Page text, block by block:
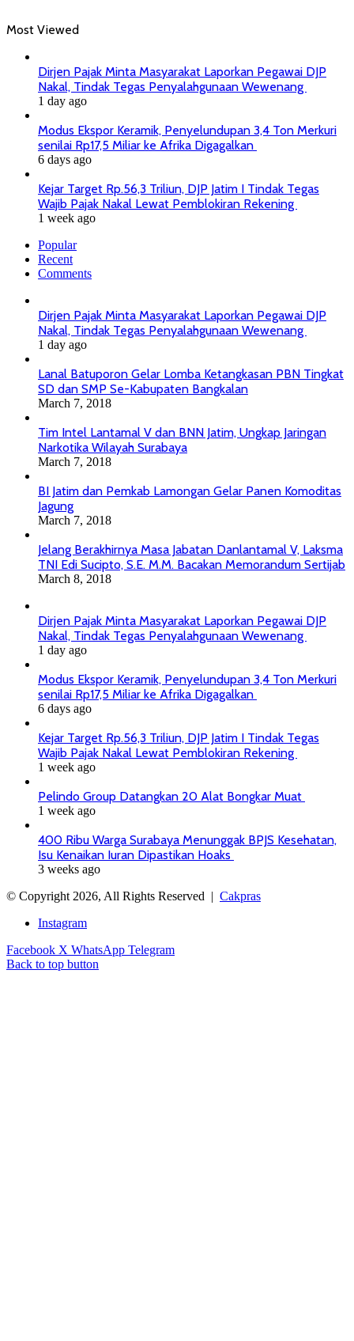
Most Viewed
Dirjen Pajak Minta Masyarakat Laporkan Pegawai DJP
Nakal, Tindak Tegas Penyalahgunaan Wewenang
1 day ago
Modus Ekspor Keramik, Penyelundupan 3,4 Ton Merkuri
senilai Rp17,5 Miliar ke Afrika Digagalkan
6 days ago
Kejar Target Rp.56,3 Triliun, DJP Jatim I Tindak Tegas
Wajib Pajak Nakal Lewat Pemblokiran Rekening
1 week ago
Popular
Recent
Comments
Dirjen Pajak Minta Masyarakat Laporkan Pegawai DJP
Nakal, Tindak Tegas Penyalahgunaan Wewenang
1 day ago
Lanal Batuporon Gelar Lomba Ketangkasan PBN Tingkat
SD dan SMP Se-Kabupaten Bangkalan
March 7, 2018
Tim Intel Lantamal V dan BNN Jatim, Ungkap Jaringan
Narkotika Wilayah Surabaya
March 7, 2018
BI Jatim dan Pemkab Lamongan Gelar Panen Komoditas
Jagung
March 7, 2018
Jelang Berakhirnya Masa Jabatan Danlantamal V, Laksma
TNI Edi Sucipto, S.E. M.M. Bacakan Memorandum Sertijab
March 8, 2018
Dirjen Pajak Minta Masyarakat Laporkan Pegawai DJP
Nakal, Tindak Tegas Penyalahgunaan Wewenang
1 day ago
Modus Ekspor Keramik, Penyelundupan 3,4 Ton Merkuri
senilai Rp17,5 Miliar ke Afrika Digagalkan
6 days ago
Kejar Target Rp.56,3 Triliun, DJP Jatim I Tindak Tegas
Wajib Pajak Nakal Lewat Pemblokiran Rekening
1 week ago
Pelindo Group Datangkan 20 Alat Bongkar Muat
1 week ago
400 Ribu Warga Surabaya Menunggak BPJS Kesehatan,
Isu Kenaikan Iuran Dipastikan Hoaks
3 weeks ago
© Copyright 2026, All Rights Reserved | Cakpras
Instagram
Facebook X WhatsApp Telegram
Back to top button